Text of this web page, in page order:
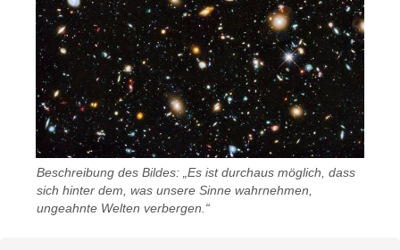
Beschreibung des Bildes: „Es ist durchaus möglich, dass
sich hinter dem, was unsere Sinne wahrnehmen,
ungeahnte Welten verbergen.“